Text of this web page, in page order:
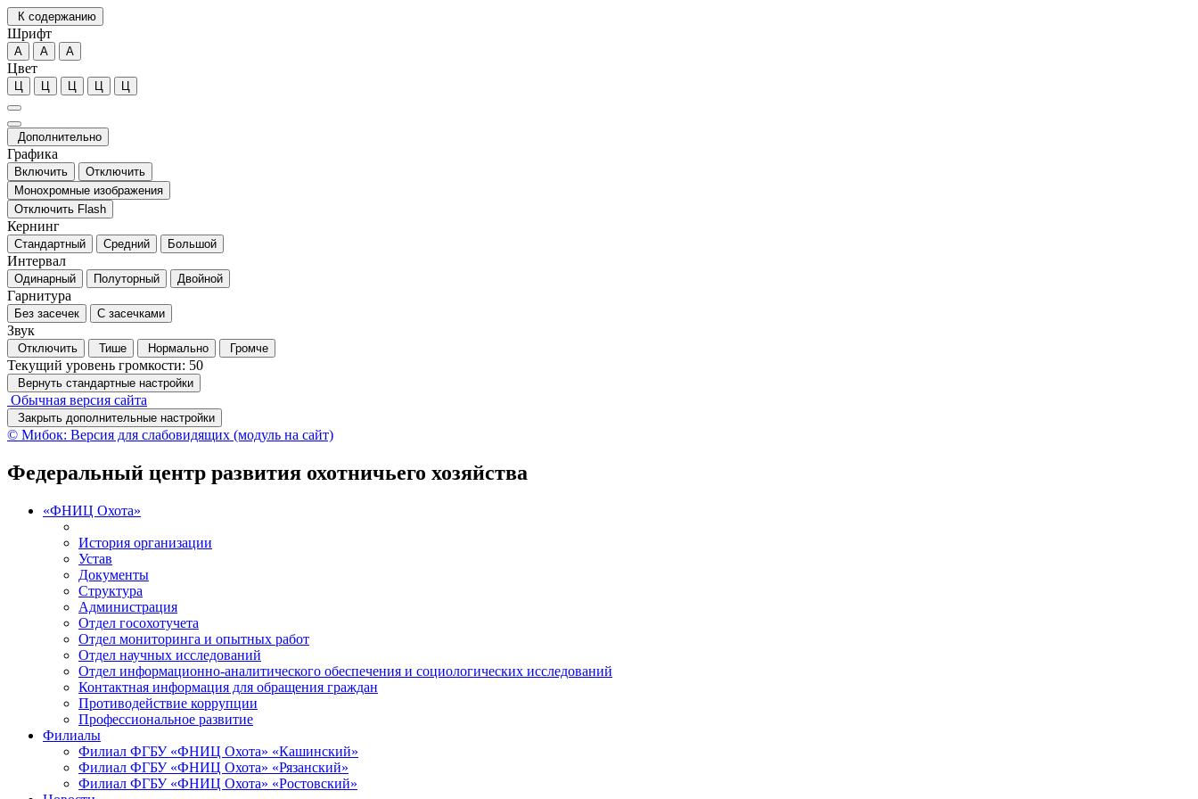
К содержанию
Шрифт
А А А
Цвет
Ц Ц Ц Ц Ц
Дополнительно
Графика
Включить
Отключить
Монохромные изображения
Отключить Flash
Кернинг
Стандартный Средний Большой
Интервал
Одинарный Полуторный Двойной
Гарнитура
Без засечек С засечками
Звук
Отключить Тише Нормально Громче
Текущий уровень громкости: 50
Вернуть стандартные настройки
Обычная версия сайта
Закрыть дополнительные настройки
© Мибок: Версия для слабовидящих (модуль на сайт)
Федеральный центр развития охотничьего хозяйства
«ФНИЦ Охота»
История организации
Устав
Документы
Структура
Администрация
Отдел госохотучета
Отдел мониторинга и опытных работ
Отдел научных исследований
Отдел информационно-аналитического обеспечения и социологических исследований
Контактная информация для обращения граждан
Противодействие коррупции
Профессиональное развитие
Филиалы
Филиал ФГБУ «ФНИЦ Охота» «Кашинский»
Филиал ФГБУ «ФНИЦ Охота» «Рязанский»
Филиал ФГБУ «ФНИЦ Охота» «Ростовский»